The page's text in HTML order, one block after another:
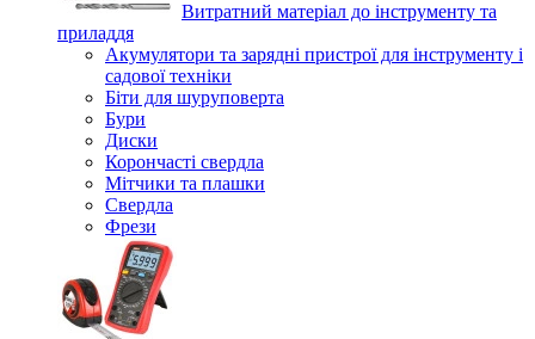
Витратний матеріал до інструменту та
приладдя
Акумулятори та зарядні пристрої для інструменту і
садової техніки
Біти для шуруповерта
Бури
Диски
Корончасті свердла
Мітчики та плашки
Свердла
Фрези